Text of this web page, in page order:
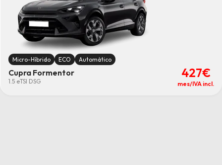
Micro-Híbrido ECO Automático
Cupra Formentor
1.5 eTSI DSG
427€
mes/IVA incl.